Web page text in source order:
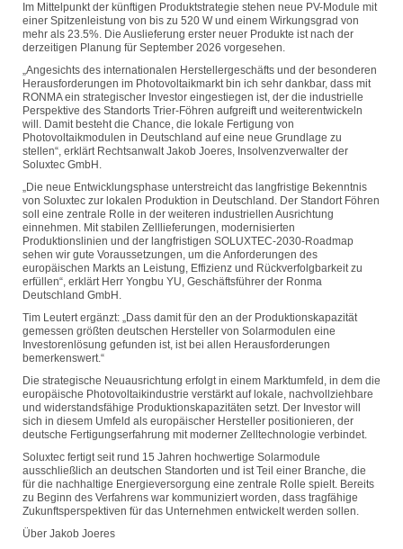
Im Mittelpunkt der künftigen Produktstrategie stehen neue PV-Module mit
einer Spitzenleistung von bis zu 520 W und einem Wirkungsgrad von
mehr als 23.5%. Die Auslieferung erster neuer Produkte ist nach der
derzeitigen Planung für September 2026 vorgesehen.
„Angesichts des internationalen Herstellergeschäfts und der besonderen
Herausforderungen im Photovoltaikmarkt bin ich sehr dankbar, dass mit
RONMA ein strategischer Investor eingestiegen ist, der die industrielle
Perspektive des Standorts Trier-Föhren aufgreift und weiterentwickeln
will. Damit besteht die Chance, die lokale Fertigung von
Photovoltaikmodulen in Deutschland auf eine neue Grundlage zu
stellen“, erklärt Rechtsanwalt Jakob Joeres, Insolvenzverwalter der
Soluxtec GmbH.
„Die neue Entwicklungsphase unterstreicht das langfristige Bekenntnis
von Soluxtec zur lokalen Produktion in Deutschland. Der Standort Föhren
soll eine zentrale Rolle in der weiteren industriellen Ausrichtung
einnehmen. Mit stabilen Zelllieferungen, modernisierten
Produktionslinien und der langfristigen SOLUXTEC-2030-Roadmap
sehen wir gute Voraussetzungen, um die Anforderungen des
europäischen Markts an Leistung, Effizienz und Rückverfolgbarkeit zu
erfüllen“, erklärt Herr Yongbu YU, Geschäftsführer der Ronma
Deutschland GmbH.
Tim Leutert ergänzt: „Dass damit für den an der Produktionskapazität
gemessen größten deutschen Hersteller von Solarmodulen eine
Investorenlösung gefunden ist, ist bei allen Herausforderungen
bemerkenswert.“
Die strategische Neuausrichtung erfolgt in einem Marktumfeld, in dem die
europäische Photovoltaikindustrie verstärkt auf lokale, nachvollziehbare
und widerstandsfähige Produktionskapazitäten setzt. Der Investor will
sich in diesem Umfeld als europäischer Hersteller positionieren, der
deutsche Fertigungserfahrung mit moderner Zelltechnologie verbindet.
Soluxtec fertigt seit rund 15 Jahren hochwertige Solarmodule
ausschließlich an deutschen Standorten und ist Teil einer Branche, die
für die nachhaltige Energieversorgung eine zentrale Rolle spielt. Bereits
zu Beginn des Verfahrens war kommuniziert worden, dass tragfähige
Zukunftsperspektiven für das Unternehmen entwickelt werden sollen.
Über Jakob Joeres